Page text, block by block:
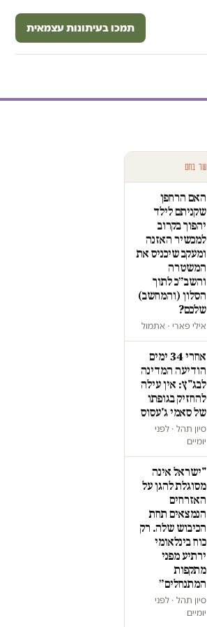
תמכו בעיתונות עצמאית
עוד בחם
האם הרחפן
שקניתם לילד
יהפוך בקרוב
למכשיר האזנה
ומעקב שיכניס את
המשטרה
והשב״כ לתוך
הסלון (והמחשב)
שלכם?
אילי פארי · אתמול
אחרי 34 ימים
הודיעה המדינה
לבג"ץ: אין עילה
להחזיק בגופתו
של סאמי ג'עסוס
סיון תהל · לפני
יומיים
"ישראל אינה
מסוגלת להגן על
האזרחים
הנמצאים תחת
הכיבוש שלה. רק
כוח בינלאומי
ירתיע מפני
מתקפות
המתנחלים״
סיון תהל · לפני
יומיים